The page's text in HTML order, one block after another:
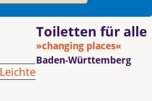
Toiletten für alle
»changing places«
Baden-Württemberg
Leichte